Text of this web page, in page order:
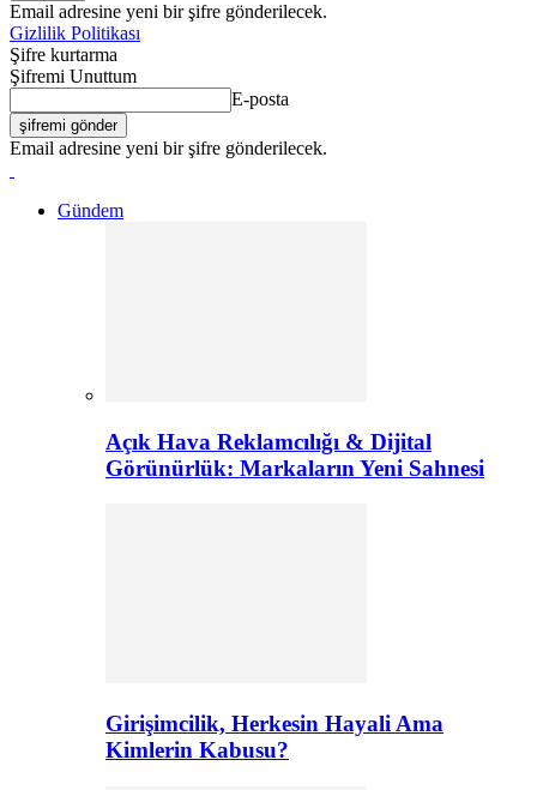
Email adresine yeni bir şifre gönderilecek.
Gizlilik Politikası
Şifre kurtarma
Şifremi Unuttum
E-posta
Email adresine yeni bir şifre gönderilecek.
Gündem
Açık Hava Reklamcılığı & Dijital
Görünürlük: Markaların Yeni Sahnesi
Girişimcilik, Herkesin Hayali Ama
Kimlerin Kabusu?